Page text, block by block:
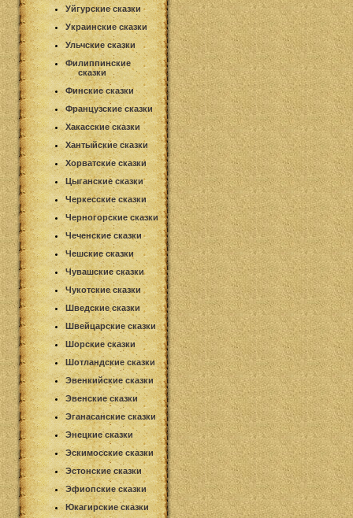
Уйгурские сказки
Украинские сказки
Ульчские сказки
Филиппинские
сказки
Финские сказки
Французские сказки
Хакасские сказки
Хантыйские сказки
Хорватские сказки
Цыганские сказки
Черкесские сказки
Черногорские сказки
Чеченские сказки
Чешские сказки
Чувашские сказки
Чукотские сказки
Шведские сказки
Швейцарские сказки
Шорские сказки
Шотландские сказки
Эвенкийские сказки
Эвенские сказки
Эганасанские сказки
Энецкие сказки
Эскимосские сказки
Эстонские сказки
Эфиопские сказки
Юкагирские сказки